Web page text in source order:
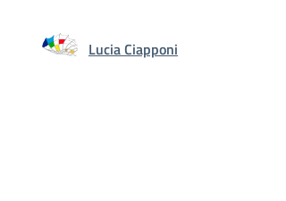
Lucia Ciapponi